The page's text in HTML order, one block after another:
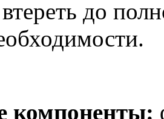
до
компоненты: